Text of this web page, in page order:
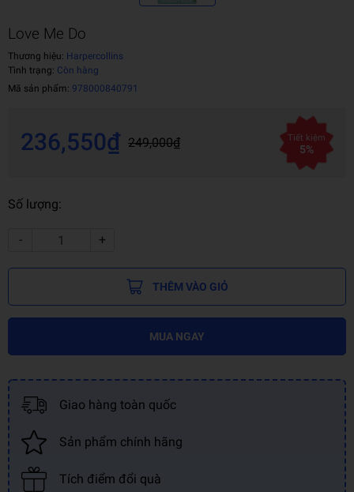
Love Me Do
Thương hiệu: Harpercollins
Tình trạng: Còn hàng
Mã sản phẩm: 978000840791
236,550₫ 249,000₫ Tiết kiệm
5%
Số lượng:
- +
THÊM VÀO GIỎ
MUA NGAY
Giao hàng toàn quốc
Sản phẩm chính hãng
Tích điểm đổi quà